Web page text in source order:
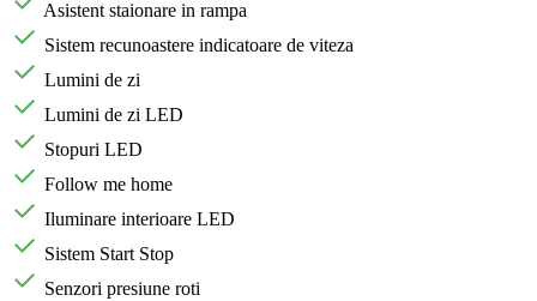
Asistent staionare in rampa
Sistem recunoastere indicatoare de viteza
Lumini de zi
Lumini de zi LED
Stopuri LED
Follow me home
Iluminare interioare LED
Sistem Start Stop
Senzori presiune roti